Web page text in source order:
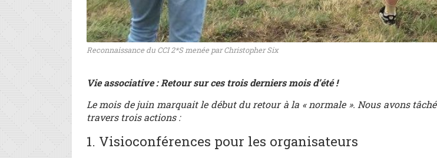
Reconnaissance du CCI 2*S menée par Christopher Six
Vie associative : Retour sur ces trois derniers mois d’été !
Le mois de juin marquait le début du retour à la « normale ». Nous avons
travers trois actions :
1. Visioconférences pour les organisateurs